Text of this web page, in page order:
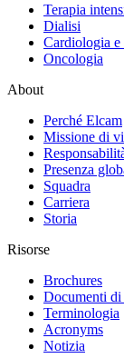
Terapia
Dialisi
Cardiologia e
Oncologia
About
Perché Elcam
Missione di
Presenza
Squadra
Carriera
Storia
Risorse
Brochures
Documenti di
Terminologia
Acronyms
Notizia